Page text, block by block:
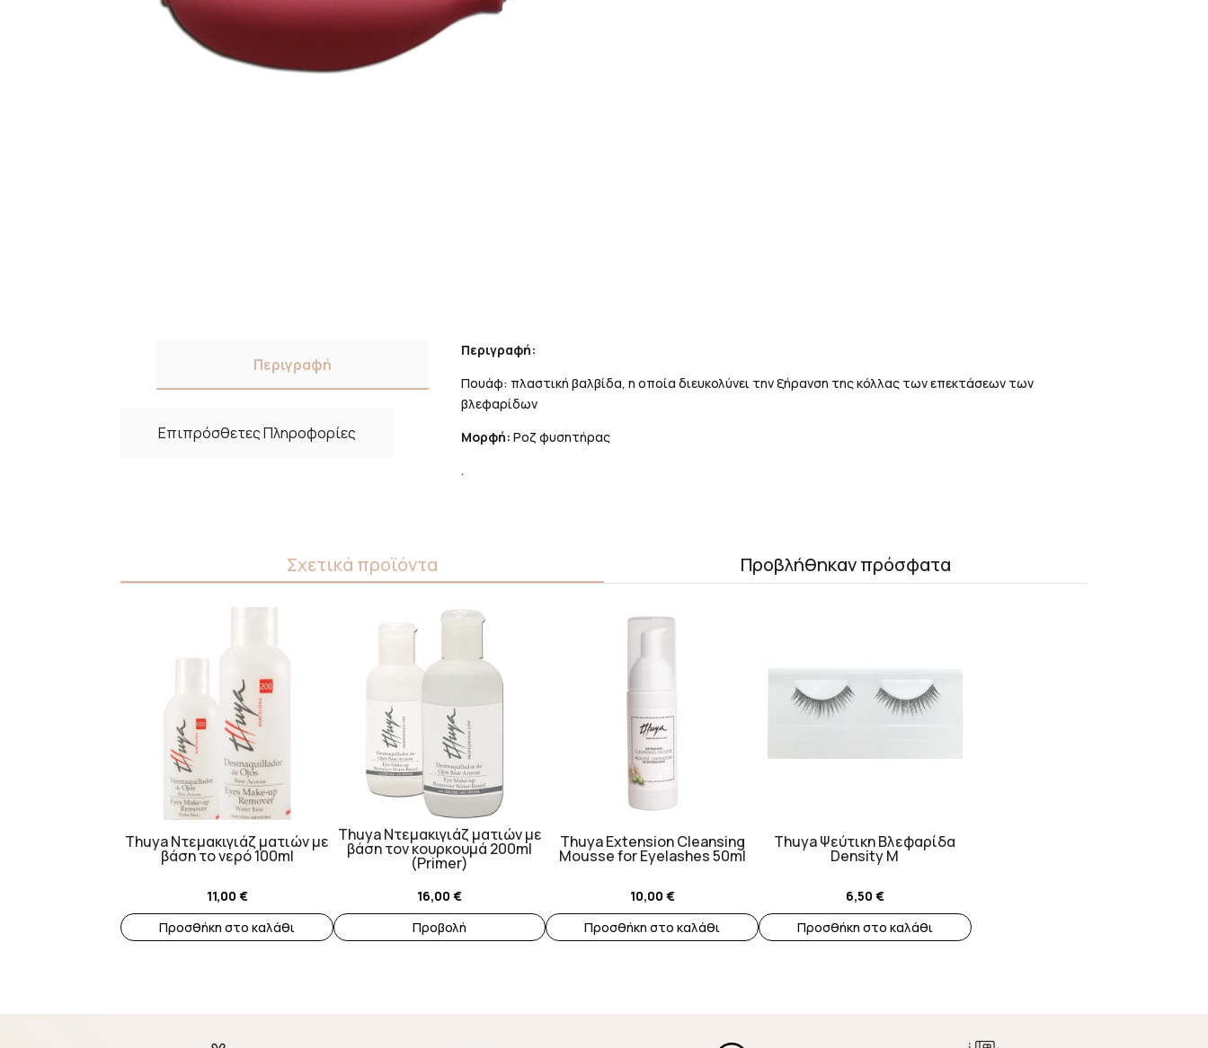
Περιγραφή
Επιπρόσθετες Πληροφορίες
Περιγραφή:
Πουάφ: πλαστική βαλβίδα, η οποία διευκολύνει την ξήρανση της κόλλας των επεκτάσεων των
βλεφαρίδων
Μορφή: Ροζ φυσητήρας
.
Σχετικά προϊόντα Προβλήθηκαν πρόσφατα
Thuya Ντεμακιγιάζ ματιών με
βάση το νερό 100ml
11,00 €
Προσθήκη στο καλάθι
Thuya Ντεμακιγιάζ ματιών με
βάση τον κουρκουμά 200ml
(Primer)
16,00€
Προβολή
Thuya Extension Cleansing
Mousse for Eyelashes 50ml
10,00 €
Προσθήκη στο καλάθι
Thuya Ψεύτικη Βλεφαρίδα
Density M
6,50 €
Προσθήκη στο καλάθι